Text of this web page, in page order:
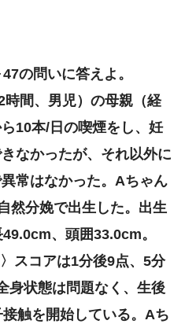
の問いに答えよ。
間、男児）の母親（経
10本/日の喫煙をし、妊
なかったが、それ以外に
常はなかった。Aちゃん
然分娩で出生した。出生
、頭囲33.0cm。
スコアは1分後9点、5分
身状態は問題なく、生後
触を開始している。Aち